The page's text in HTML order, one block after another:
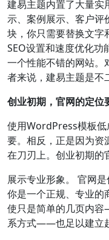
建易主题内置了大量实
示、案例展示、客户评
块，你只需要替换文字
SEO设置和速度优化
一个性能不错的网站。
者来说，建易主题是不
创业初期，官网的定位
使用WordPress模板
要。相反，正是因为资
在刀刃上。创业初期的
展示专业形象。 官网
你是一个正规、专业的
使只是简单的几页内
系方式——也足以建立